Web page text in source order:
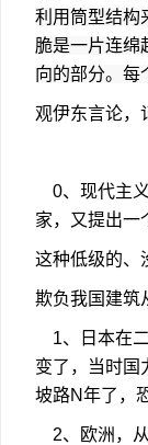
利用筒型结构
脆是一片连绵
向的部分。每
观伊东言论，
0、现代主
家，又提出一
这种低级的、
欺负我国建筑
1、日本在
变了，当时国
坡路N年了，
2、欧洲，